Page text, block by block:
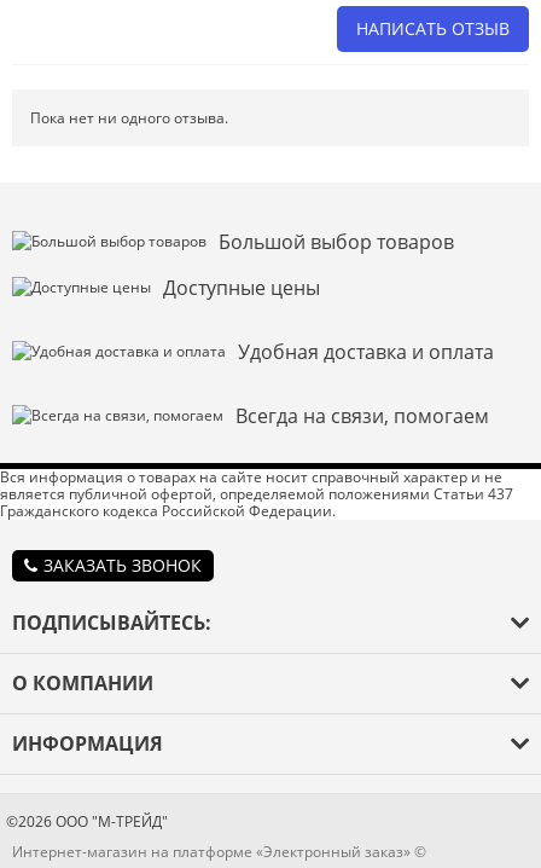
НАПИСАТЬ ОТЗЫВ
не ошиблись в своем выборе.
оговоренный срок?
Правила оформления отзывов
Введите код с
ОПУБЛИКОВАТЬ
Пока нет ни одного отзыва.
Большой выбор товаров
Доступные цены
Удобная доставка и оплата
Всегда на связи, помогаем
Вся информация о товарах на сайте носит справочный характер и не
является публичной офертой, определяемой положениями Статьи 437
Гражданского кодекса Российской Федерации.
ЗАКАЗАТЬ ЗВОНОК
ПОДПИСЫВАЙТЕСЬ:
О КОМПАНИИ
Новости
ИНФОРМАЦИЯ
Каталог товаров
Бренды
Блог
©2026 ООО "М-ТРЕЙД"
Интернет-магазин на платформе «Электронный заказ» ©